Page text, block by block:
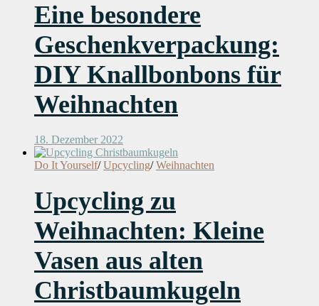
Eine besondere
Geschenkverpackung:
DIY Knallbonbons für
Weihnachten
18. Dezember 2022
Do It Yourself/ Upcycling/ Weihnachten
Upcycling zu
Weihnachten: Kleine
Vasen aus alten
Christbaumkugeln